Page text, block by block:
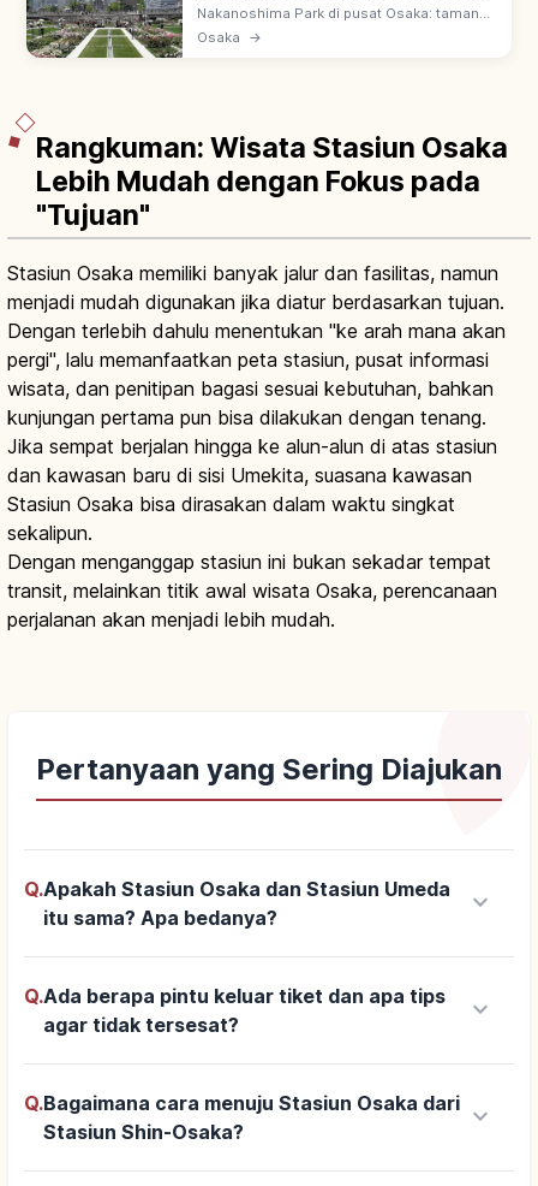
Area Utama
Nakanoshima Park di pusat Osaka: taman
kota pertama, dibuka 1891 (Meiji 24). 1,5 km
Osaka →
Rangkuman: Wisata Stasiun Osaka
Lebih Mudah dengan Fokus pada
"Tujuan"
Stasiun Osaka memiliki banyak jalur dan fasilitas, namun
menjadi mudah digunakan jika diatur berdasarkan tujuan.
Dengan terlebih dahulu menentukan "ke arah mana akan
pergi", lalu memanfaatkan peta stasiun, pusat informasi
wisata, dan penitipan bagasi sesuai kebutuhan, bahkan
kunjungan pertama pun bisa dilakukan dengan tenang.
Jika sempat berjalan hingga ke alun-alun di atas stasiun
dan kawasan baru di sisi Umekita, suasana kawasan
Stasiun Osaka bisa dirasakan dalam waktu singkat
sekalipun.
Dengan menganggap stasiun ini bukan sekadar tempat
transit, melainkan titik awal wisata Osaka, perencanaan
perjalanan akan menjadi lebih mudah.
Pertanyaan yang Sering Diajukan
Q.Apakah Stasiun Osaka dan Stasiun Umeda
itu sama? Apa bedanya?
keyboard_arrow_down
Q.Ada berapa pintu keluar tiket dan apa tips
agar tidak tersesat?
keyboard_arrow_down
Q.Bagaimana cara menuju Stasiun Osaka dari
Stasiun Shin-Osaka?
keyboard_arrow_down